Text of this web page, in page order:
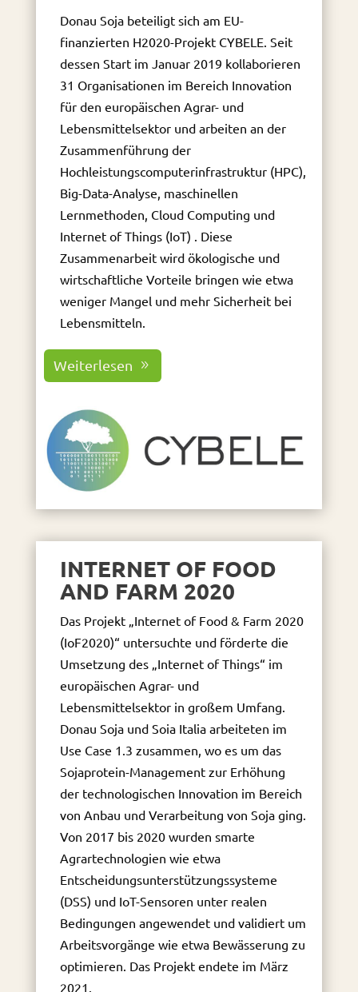
Donau Soja beteiligt sich am EU-
finanzierten H2020-Projekt CYBELE. Seit
dessen Start im Januar 2019 kollaborieren
31 Organisationen im Bereich Innovation
für den europäischen Agrar- und
Lebensmittelsektor und arbeiten an der
Zusammenführung der
Hochleistungscomputerinfrastruktur (HPC),
Big-Data-Analyse, maschinellen
Lernmethoden, Cloud Computing und
Internet of Things (IoT) . Diese
Zusammenarbeit wird ökologische und
wirtschaftliche Vorteile bringen wie etwa
weniger Mangel und mehr Sicherheit bei
Lebensmitteln.
Weiterlesen
INTERNET OF FOOD
AND FARM 2020
Das Projekt „Internet of Food & Farm 2020
(IoF2020)“ untersuchte und förderte die
Umsetzung des „Internet of Things“ im
europäischen Agrar- und
Lebensmittelsektor in großem Umfang.
Donau Soja und Soia Italia arbeiteten im
Use Case 1.3 zusammen, wo es um das
Sojaprotein-Management zur Erhöhung
der technologischen Innovation im Bereich
von Anbau und Verarbeitung von Soja ging.
Von 2017 bis 2020 wurden smarte
Agrartechnologien wie etwa
Entscheidungsunterstützungssysteme
(DSS) und IoT-Sensoren unter realen
Bedingungen angewendet und validiert um
Arbeitsvorgänge wie etwa Bewässerung zu
optimieren. Das Projekt endete im März
2021.